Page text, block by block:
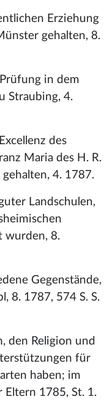
Erziehung
gehalten, 8.
in dem
Straubing, 4.
des
Maria des H. R.
gehalten, 4. 1787.
Landschulen,
wurden, 8.
Gegenstände,
8. 1787, 574 S. S.
den Religion und
für
haben; im
Eltern 1785, St. 1.